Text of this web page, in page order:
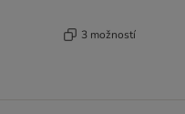
3 možností